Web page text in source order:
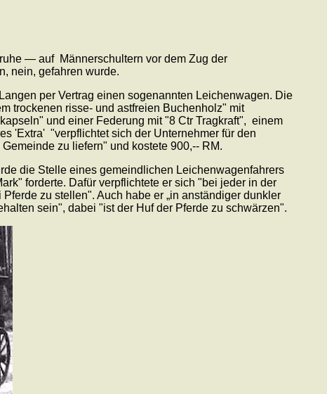
— auf Männerschultern vor dem Zug der
nein, gefahren wurde.
per Vertrag einen sogenannten Leichenwagen. Die
trockenen risse- und astfreien Buchenholz" mit
und einer Federung mit "8 Ctr Tragkraft", einem
'Extra' "verpflichtet sich der Unternehmer für den
zu liefern" und kostete 900,-- RM.
die Stelle eines gemeindlichen Leichenwagenfahrers
forderte. Dafür verpflichtete er sich "bei jeder in der
zu stellen". Auch habe er „in anständiger dunkler
sein", dabei "ist der Huf der Pferde zu schwärzen".